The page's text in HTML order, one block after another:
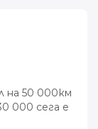
на 50 000км
000 сега е